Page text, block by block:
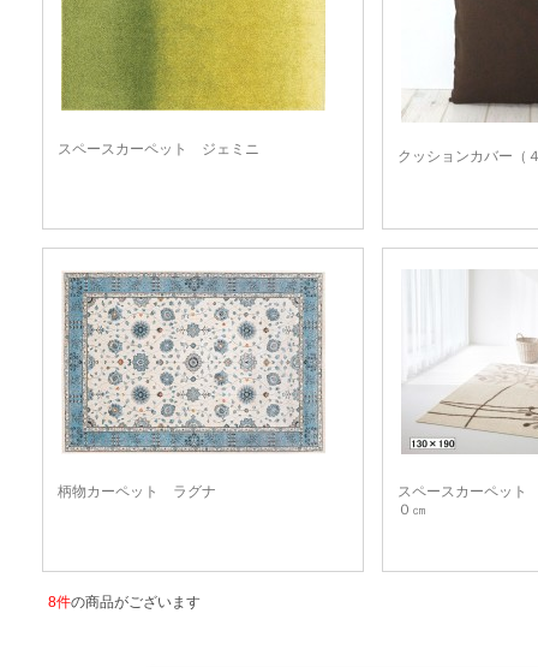
スペースカーペット ジェミニ クッションカバー
柄物カーペット ラグナ
スペースカーペッ
０㎝
8件の商品がございます